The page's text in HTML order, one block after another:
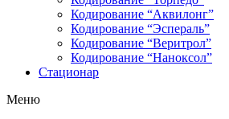
Кодирование “Аквилонг”
Кодирование “Эспераль”
Кодирование “Веритрол”
Кодирование “Наноксол”
Стационар
Меню